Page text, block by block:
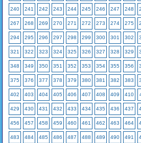
240 241 242 243 244 245 246 247 248
267 268 269 270 271 272 273 274 275
294 295 296 297 298 299 300 301 302
321 322 323 324 325 326 327 328 329
348 349 350 351 352 353 354 355 356
375 376 377 378 379 380 381 382 383
402 403 404 405 406 407 408 409 410
429 430 431 432 433 434 435 436 437
456 457 458 459 460 461 462 463 464
483 484 485 486 487 488 489 490 491